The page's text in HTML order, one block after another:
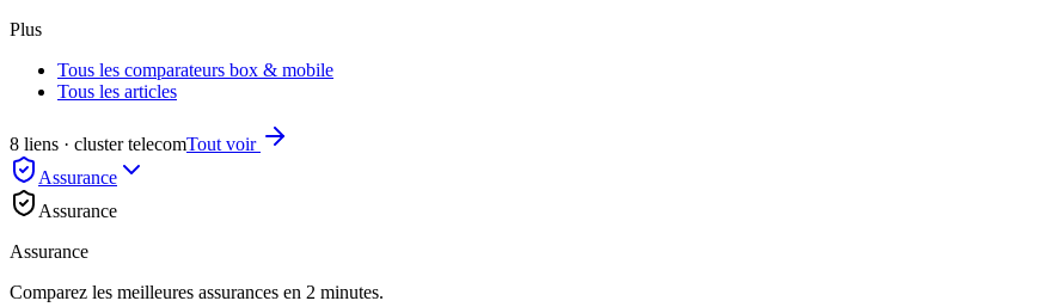
Plus
Tous les comparateurs box & mobile
Tous les articles
8 liens · cluster telecomTout voir
Assurance
Assurance
Assurance
Comparez les meilleures assurances en 2 minutes.